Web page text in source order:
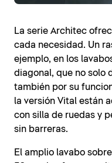
La serie Architec
cada necesidad. Un
ejemplo, en los
diagonal, que no solo
también por su
la versión Vital están
con silla de ruedas y
sin barreras.
El amplio lavabo